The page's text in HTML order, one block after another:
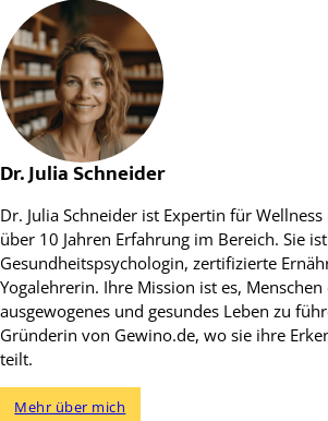
Dr. Julia Schneider
Dr. Julia Schneider ist Expertin für
über 10 Jahren Erfahrung im Bereich. Sie
Gesundheitspsychologin, zertifizierte
Yogalehrerin. Ihre Mission ist es,
ausgewogenes und gesundes Leben zu
Gründerin von Gewino.de, wo sie ihre
teilt.
Mehr über mich